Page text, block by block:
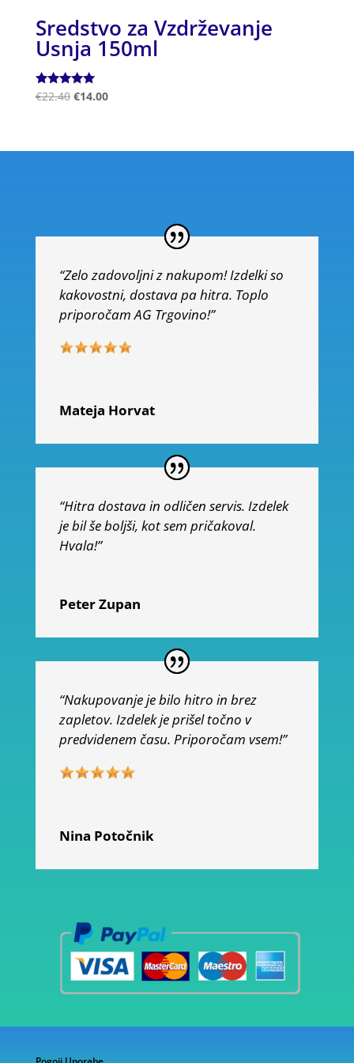
Sredstvo za Vzdrževanje
Usnja 150ml
Ocenjeno
€22.40 €14.00
“Zelo zadovoljni z nakupom! Izdelki so
kakovostni, dostava pa hitra. Toplo
priporočam AG Trgovino!”
Mateja Horvat
“Hitra dostava in odličen servis. Izdelek
je bil še boljši, kot sem pričakoval.
Hvala!”
Peter Zupan
“Nakupovanje je bilo hitro in brez
zapletov. Izdelek je prišel točno v
predvidenem času. Priporočam vsem!”
Nina Potočnik